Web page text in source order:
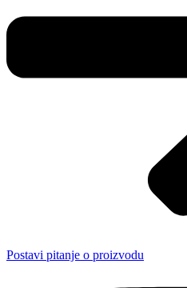
Postavi pitanje o proizvodu